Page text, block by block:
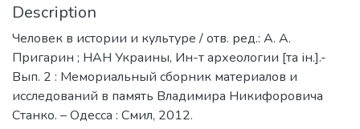
Description
Человек в истории и культуре / отв. ред.: А. А.
Пригарин ; НАН Украины, Ин-т археологии [та ін.].-
Вып. 2 : Мемориальный сборник материалов и
исследований в память Владимира Никифоровича
Станко. – Одесса : Смил, 2012.